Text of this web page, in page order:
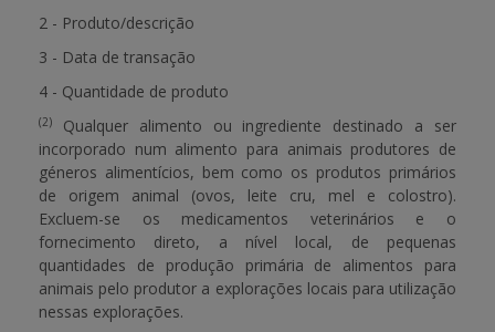
2 - Produto/descrição
3 - Data de transação
4 - Quantidade de produto
(2)
Qualquer alimento ou ingrediente destinado a ser
incorporado num alimento para animais produtores de
géneros alimentícios, bem como os produtos primários
de origem animal (ovos, leite cru, mel e colostro).
Excluem-se os medicamentos veterinários e o
fornecimento direto, a nível local, de pequenas
quantidades de produção primária de alimentos para
animais pelo produtor a explorações locais para utilização
nessas explorações.